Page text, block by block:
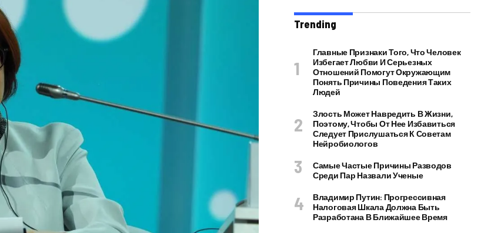
Trending
Главные Признаки Того, Что Человек
Избегает Любви И Серьезных
Отношений Помогут Окружающим
Понять Причины Поведения Таких
Людей
Злость Может Навредить В Жизни,
Поэтому, Чтобы От Нее Избавиться
Следует Прислушаться К Советам
Нейробиологов
Самые Частые Причины Разводов
Среди Пар Назвали Ученые
Владимир Путин: Прогрессивная
Налоговая Шкала Должна Быть
Разработана В Ближайшее Время